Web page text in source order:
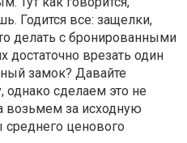
Годится все: защелки,
делать с бронированными
врезать один
замок? Давайте
однако сделаем это не
возьмем за исходную
ценового